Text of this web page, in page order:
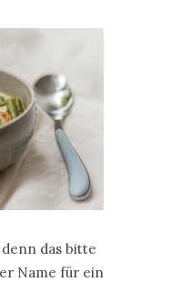
denn das bitte
Name für ein